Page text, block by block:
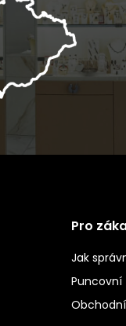
Pro
Jak
Puncovní